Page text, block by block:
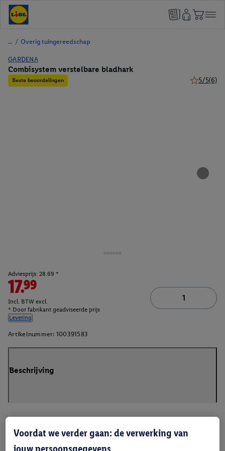
/ Overig tuingereedschap
GARDENA
Combisystem verstelbare bladhark
Beste beoordelingen 5/5(6)
Adviesprijs: 28.69 *
17.99
Incl. BTW excl.
* Door fabrikant geadviseerde prijs
Levering
Artikelnummer: 100391583
Beschrijving
Voordat we verder gaan: de verwerking van
jouw persoonsgegevens